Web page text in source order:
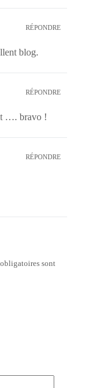
RÉPONDRE
blog.
RÉPONDRE
…. bravo !
RÉPONDRE
sont